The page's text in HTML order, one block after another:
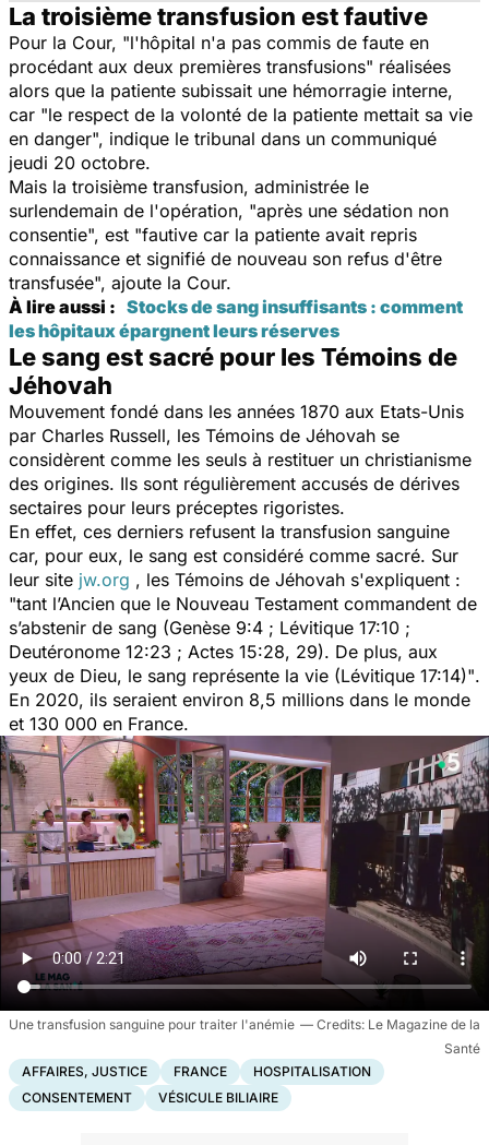
La troisième transfusion est fautive
Pour la Cour, "l'hôpital n'a pas commis de faute en
procédant aux deux premières transfusions" réalisées
alors que la patiente subissait une hémorragie interne,
car "le respect de la volonté de la patiente mettait sa vie
en danger", indique le tribunal dans un communiqué
jeudi 20 octobre.
Mais la troisième transfusion, administrée le
surlendemain de l'opération, "après une sédation non
consentie", est "fautive car la patiente avait repris
connaissance et signifié de nouveau son refus d'être
transfusée", ajoute la Cour.
À lire aussi : Stocks de sang insuffisants : comment
les hôpitaux épargnent leurs réserves
Le sang est sacré pour les Témoins de
Jéhovah
Mouvement fondé dans les années 1870 aux Etats-Unis
par Charles Russell, les Témoins de Jéhovah se
considèrent comme les seuls à restituer un christianisme
des origines. Ils sont régulièrement accusés de dérives
sectaires pour leurs préceptes rigoristes.
En effet, ces derniers refusent la transfusion sanguine
car, pour eux, le sang est considéré comme sacré. Sur
leur site jw.org , les Témoins de Jéhovah s'expliquent :
"tant l’Ancien que le Nouveau Testament commandent de
s’abstenir de sang (Genèse 9:4 ; Lévitique 17:10 ;
Deutéronome 12:23 ; Actes 15:28, 29). De plus, aux
yeux de Dieu, le sang représente la vie (Lévitique 17:14)".
En 2020, ils seraient environ 8,5 millions dans le monde
et 130 000 en France.
Une transfusion sanguine pour traiter l'anémie
Le Magazine de la
Santé
AFFAIRES, JUSTICE
FRANCE
HOSPITALISATION
CONSENTEMENT
VÉSICULE BILIAIRE